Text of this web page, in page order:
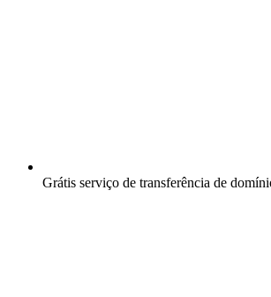
Grátis serviço de transferência de